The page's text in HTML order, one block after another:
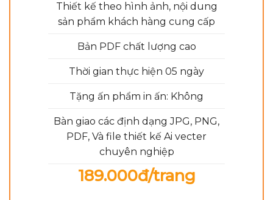
Thiết kế theo hình ảnh, nội dung
sản phẩm khách hàng cung cấp
Bản PDF chất lượng cao
Thời gian thực hiện 05 ngày
Tặng ấn phẩm in ấn: Không
Bàn giao các định dạng JPG, PNG,
PDF, Và file thiết kế Ai vecter
chuyên nghiệp
189.000đ/trang